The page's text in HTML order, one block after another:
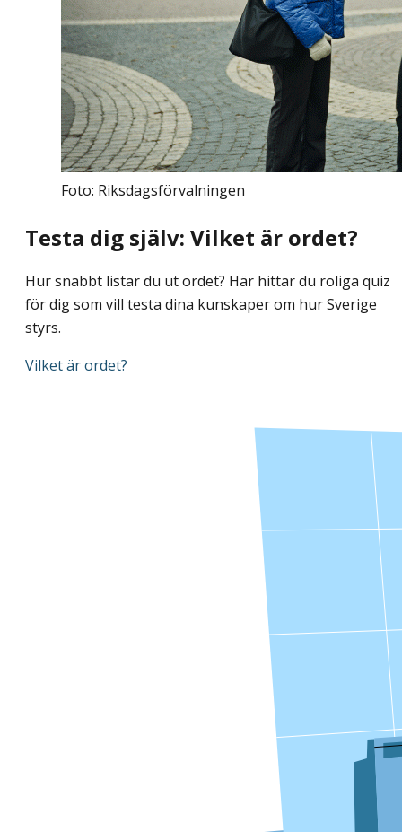
Foto: Riksdagsförvalningen
Testa dig själv: Vilket är ordet?
Hur snabbt listar du ut ordet? Här hittar du roliga quiz
för dig som vill testa dina kunskaper om hur Sverige
styrs.
Vilket är ordet?